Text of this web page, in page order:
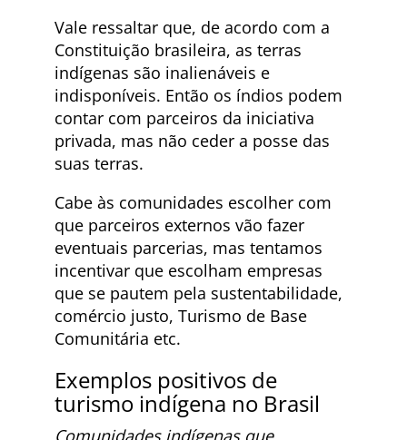
Vale ressaltar que, de acordo com a
Constituição brasileira, as terras
indígenas são inalienáveis e
indisponíveis. Então os índios podem
contar com parceiros da iniciativa
privada, mas não ceder a posse das
suas terras.
Cabe às comunidades escolher com
que parceiros externos vão fazer
eventuais parcerias, mas tentamos
incentivar que escolham empresas
que se pautem pela sustentabilidade,
comércio justo, Turismo de Base
Comunitária etc.
Exemplos positivos de
turismo indígena no Brasil
Comunidades indígenas que